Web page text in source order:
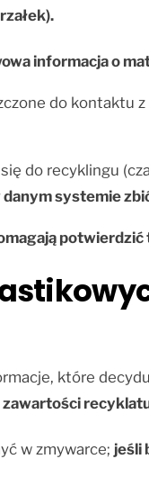
informacja o
do kontaktu z
do recyklingu
danym systemie
które
w zmywarce; jeśli